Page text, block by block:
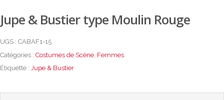
Jupe & Bustier type Moulin Rouge
UGS : CABAF1-15
Catégories : Costumes de Scène Femmes
Étiquette : Jupe & Bustier